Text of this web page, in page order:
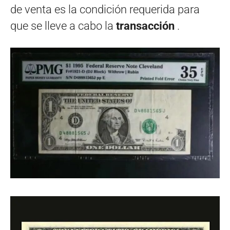
de venta es la condición requerida para
que se lleve a cabo la transacción .